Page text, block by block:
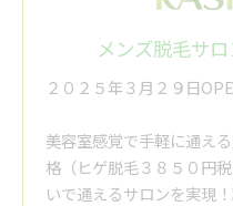
メンズ脱毛サ
２０２５年３月２９日
美容室感覚で手軽に通え
格（ヒゲ脱毛３８５０円
いで通えるサロンを実現